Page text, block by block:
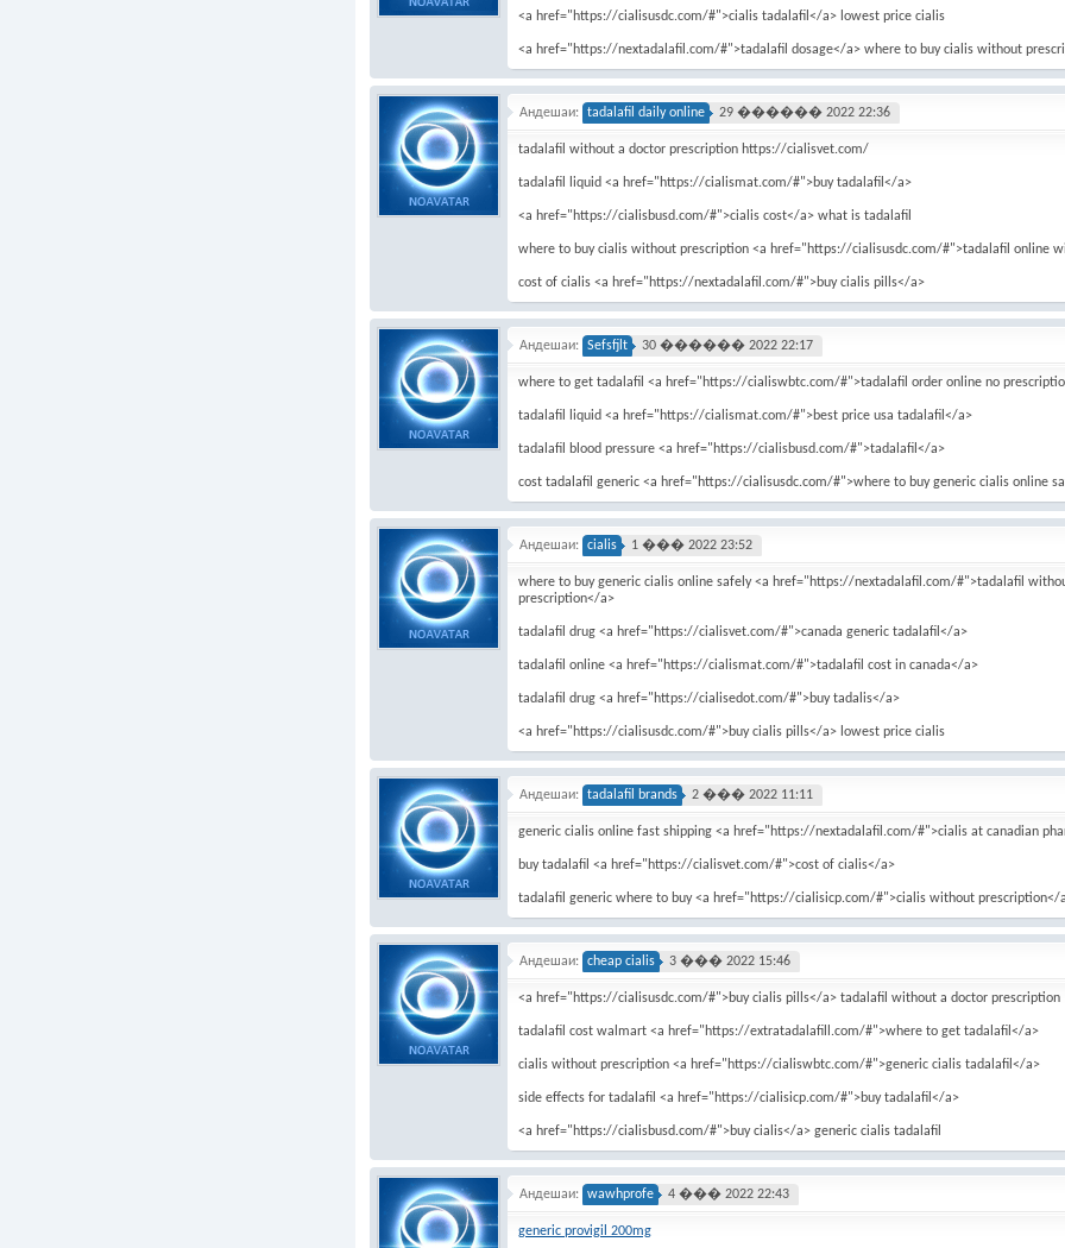
<a href="https://cialisusdc.com/#">cialis tadalafil</a> lowest price cialis
<a href="https://nextadalafil.com/#">tadalafil dosage</a> where to buy cialis without
Андешаи: tadalafil daily online 29 ������ 2022 22:36
tadalafil without a doctor prescription https://cialisvet.com/
tadalafil liquid <a href="https://cialismat.com/#">buy tadalafil</a>
<a href="https://cialisbusd.com/#">cialis cost</a> what is tadalafil
where to buy cialis without prescription <a href="https://cialisusdc.com/#">tadalafil online
cost of cialis <a href="https://nextadalafil.com/#">buy cialis pills</a>
Андешаи: Sefsfjlt 30 ������ 2022 22:17
where to get tadalafil <a href="https://cialiswbtc.com/#">tadalafil order online no
tadalafil liquid <a href="https://cialismat.com/#">best price usa tadalafil</a>
tadalafil blood pressure <a href="https://cialisbusd.com/#">tadalafil</a>
cost tadalafil generic <a href="https://cialisusdc.com/#">where to buy generic cialis online
Андешаи: cialis 1 ��� 2022 23:52
where to buy generic cialis online safely <a href="https://nextadalafil.com/#">tadalafil
prescription</a>
tadalafil drug <a href="https://cialisvet.com/#">canada generic tadalafil</a>
tadalafil online <a href="https://cialismat.com/#">tadalafil cost in canada</a>
tadalafil drug <a href="https://cialisedot.com/#">buy tadalis</a>
<a href="https://cialisusdc.com/#">buy cialis pills</a> lowest price cialis
Андешаи: tadalafil brands 2 ��� 2022 11:11
generic cialis online fast shipping <a href="https://nextadalafil.com/#">cialis at canadian
buy tadalafil <a href="https://cialisvet.com/#">cost of cialis</a>
tadalafil generic where to buy <a href="https://cialisicp.com/#">cialis without prescription</
Андешаи: cheap cialis 3 ��� 2022 15:46
<a href="https://cialisusdc.com/#">buy cialis pills</a> tadalafil without a doctor prescription
tadalafil cost walmart <a href="https://extratadalafill.com/#">where to get tadalafil</a>
cialis without prescription <a href="https://cialiswbtc.com/#">generic cialis tadalafil</a>
side effects for tadalafil <a href="https://cialisicp.com/#">buy tadalafil</a>
<a href="https://cialisbusd.com/#">buy cialis</a> generic cialis tadalafil
Андешаи: wawhprofe 4 ��� 2022 22:43
generic provigil 200mg